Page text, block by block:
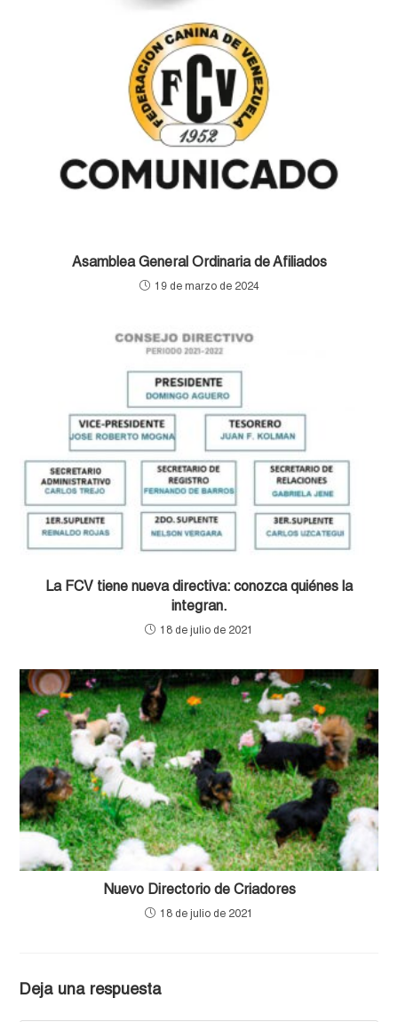
Asamblea General Ordinaria de Afiliados
19 de marzo de 2024
La FCV tiene nueva directiva: conozca quiénes la
integran.
18 de julio de 2021
Nuevo Directorio de Criadores
18 de julio de 2021
Deja una respuesta